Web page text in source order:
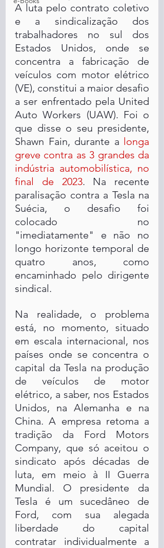
A luta pelo contrato coletivo
e a sindicalização dos
trabalhadores no sul dos
Estados Unidos, onde se
concentra a fabricação de
veículos com motor elétrico
(VE), constitui a maior desafio
a ser enfrentado pela United
Auto Workers (UAW). Foi o
que disse o seu presidente,
Shawn Fain, durante a longa
greve contra as 3 grandes da
indústria automobilística, no
final de 2023. Na recente
paralisação contra a Tesla na
Suécia, o desafio foi
colocado no
"imediatamente" e não no
longo horizonte temporal de
quatro anos, como
encaminhado pelo dirigente
sindical.
Na realidade, o problema
está, no momento, situado
em escala internacional, nos
países onde se concentra o
capital da Tesla na produção
de veículos de motor
elétrico, a saber, nos Estados
Unidos, na Alemanha e na
China. A empresa retoma a
tradição da Ford Motors
Company, que só aceitou o
sindicato após décadas de
luta, em meio à II Guerra
Mundial. O presidente da
Tesla é um sucedâneo de
Ford, com sua alegada
liberdade do capital
contratar individualmente a